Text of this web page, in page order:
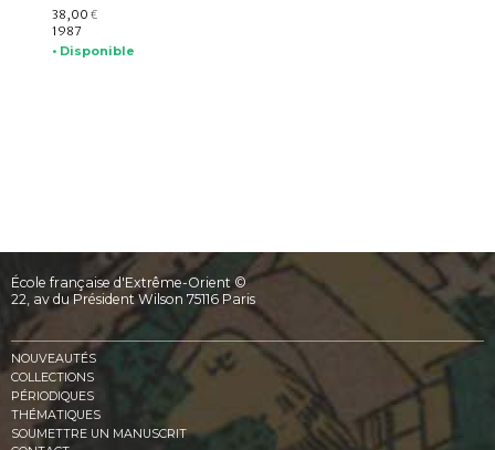
38,00 €
1987
• Disponible
École française d'Extrême-Orient ©
22, av du Président Wilson 75116 Paris
NOUVEAUTÉS
COLLECTIONS
PÉRIODIQUES
THÉMATIQUES
SOUMETTRE UN MANUSCRIT